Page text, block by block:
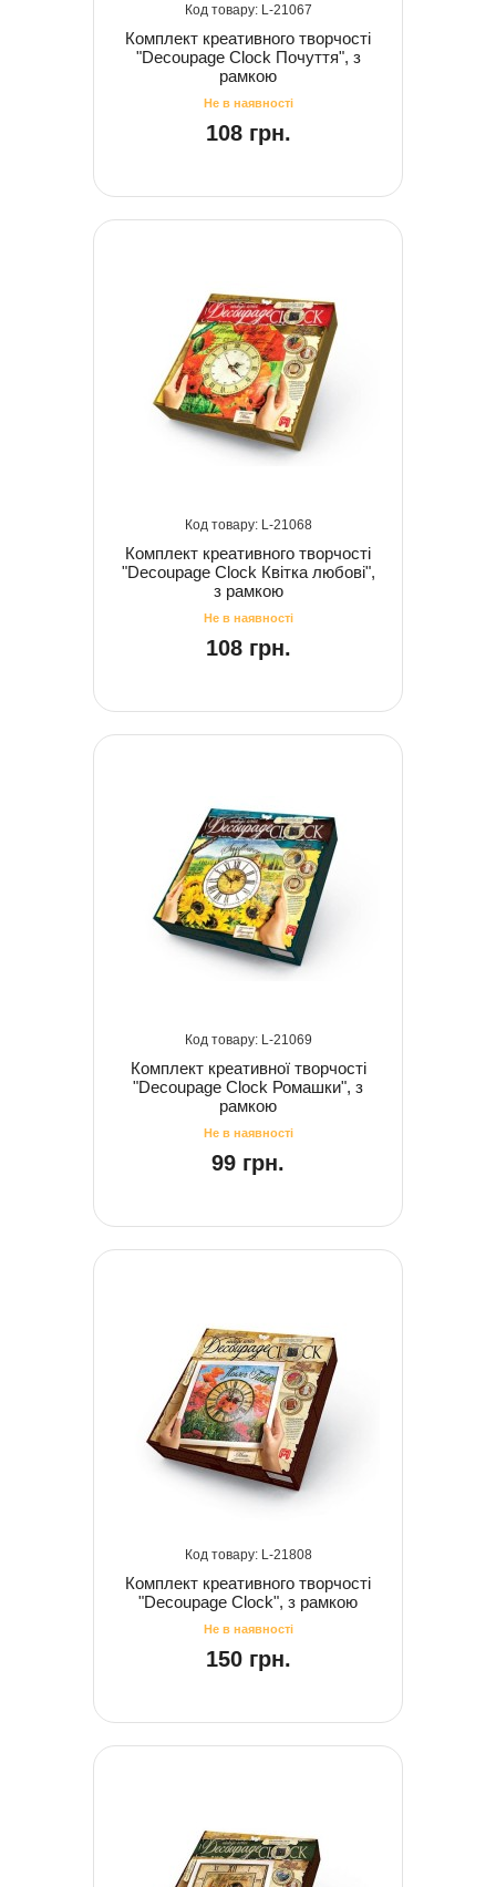
21067
Комплект креативного творчості
"Decoupage Clock Почуття", з
рамкою
108 грн.
21068
Комплект креативного творчості
"Decoupage Clock Квітка любові",
з рамкою
108 грн.
21069
Комплект креативної творчості
"Decoupage Clock Ромашки", з
рамкою
99 грн.
21808
Комплект креативного творчості
"Decoupage Clock", з рамкою
150 грн.